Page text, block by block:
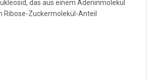
Ribose-Zuckermolekül-Anteil